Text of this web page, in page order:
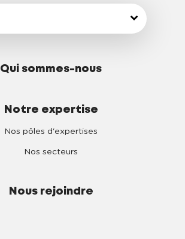
Qui sommes-nous
Notre expertise
Nos pôles d'expertises
Nos secteurs
Nous rejoindre